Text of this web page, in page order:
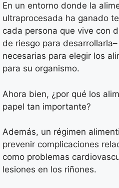
En un entorno donde la
ultraprocesada ha ganado
cada persona que vive con
de riesgo para
necesarias para elegir los
para su organismo.
Ahora bien, ¿por qué los
papel tan importante?
Además, un régimen
prevenir complicaciones
como problemas
lesiones en los riñones.